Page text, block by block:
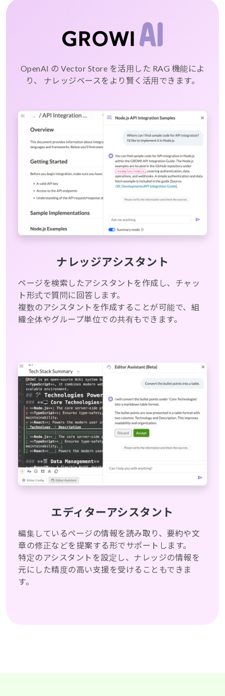
OpenAI の Vector Store を活用した RAG 機能によ
り、
ナレッジベースをより賢く活用できます。
ナレッジアシスタント
ページを検索したアシスタントを作成し、チャッ
ト形式で質問に回答します。
複数のアシスタントを作成することが可能で、組
織全体やグループ単位での共有もできます。
エディターアシスタント
編集しているページの情報を読み取り、要約や文
章の修正などを提案する形でサポートします。
特定のアシスタントを設定し、ナレッジの情報を
元にした精度の高い支援を受けることもできま
す。